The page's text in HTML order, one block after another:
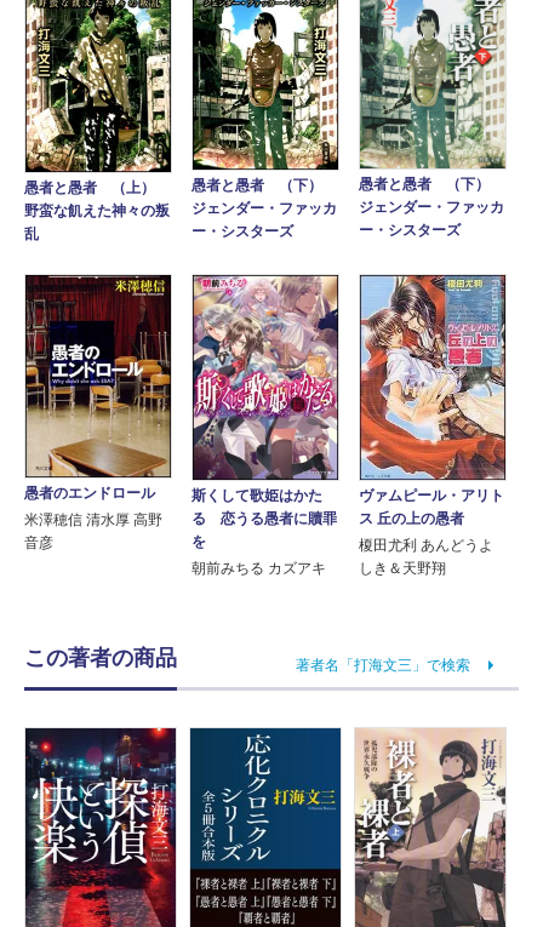
愚者と愚者 （上）
野蛮な飢えた神々の叛
乱
愚者と愚者 （下）
ジェンダー・ファッカ
ー・シスターズ
愚者と愚者 （下）
ジェンダー・ファッカ
ー・シスターズ
愚者のエンドロール
米澤穂信 清水厚 高野
音彦
斯くして歌姫はかた
る 恋うる愚者に贖罪
を
朝前みちる カズアキ
ヴァムピール・アリト
ス 丘の上の愚者
榎田尤利 あんどうよ
しき＆天野翔
この著者の商品 著者名「打海文三」で検索